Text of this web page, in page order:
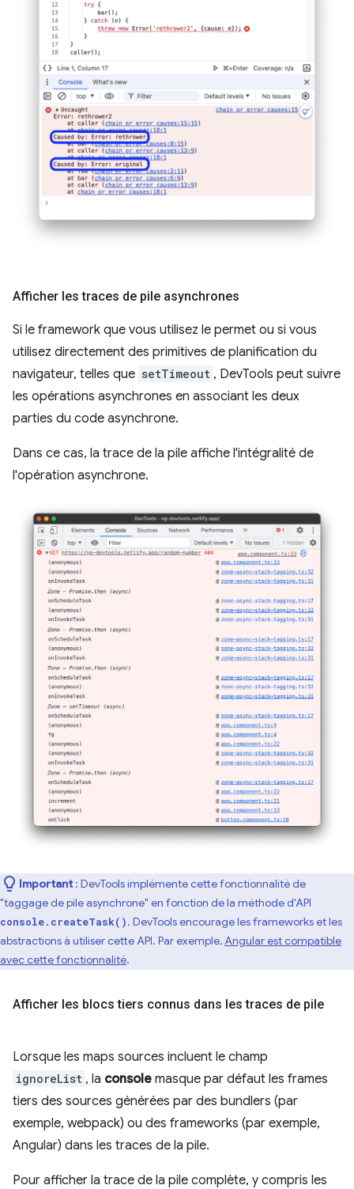
Afficher les traces de pile asynchrones
Si le framework que vous utilisez le permet ou si vous
utilisez directement des primitives de planification du
navigateur, telles que setTimeout , DevTools peut suivre
les opérations asynchrones en associant les deux
parties du code asynchrone.
Dans ce cas, la trace de la pile affiche l'intégralité de
l'opération asynchrone.
Important : DevTools implémente cette fonctionnalité de
"taggage de pile asynchrone" en fonction de la méthode d'API
console.createTask(). DevTools encourage les frameworks et les
abstractions à utiliser cette API. Par exemple,Angular est compatible
avec cette fonctionnalité.
Afficher les blocs tiers connus dans les traces de pile
Lorsque les maps sources incluent le champ
ignoreList , la console masque par défaut les frames
tiers des sources générées par des bundlers (par
exemple, webpack) ou des frameworks (par exemple,
Angular) dans les traces de la pile.
Pour afficher la trace de la pile complète, y compris les